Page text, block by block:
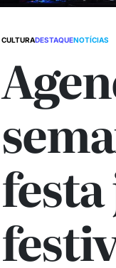
CULTURADESTAQUENOTÍCIAS